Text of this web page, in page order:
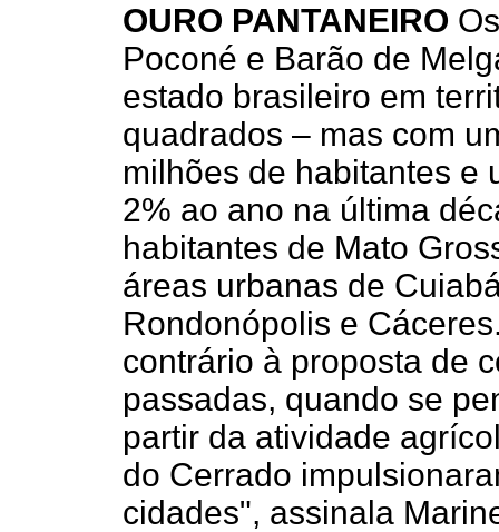
OURO PANTANEIRO
Poconé e Barão de
estado brasileiro em
quadrados – mas com
milhões de habitantes e
2% ao ano na última
habitantes de Mato
áreas urbanas de
Rondonópolis e
contrário à proposta de
passadas, quando se
partir da atividade
do Cerrado
cidades", assinala